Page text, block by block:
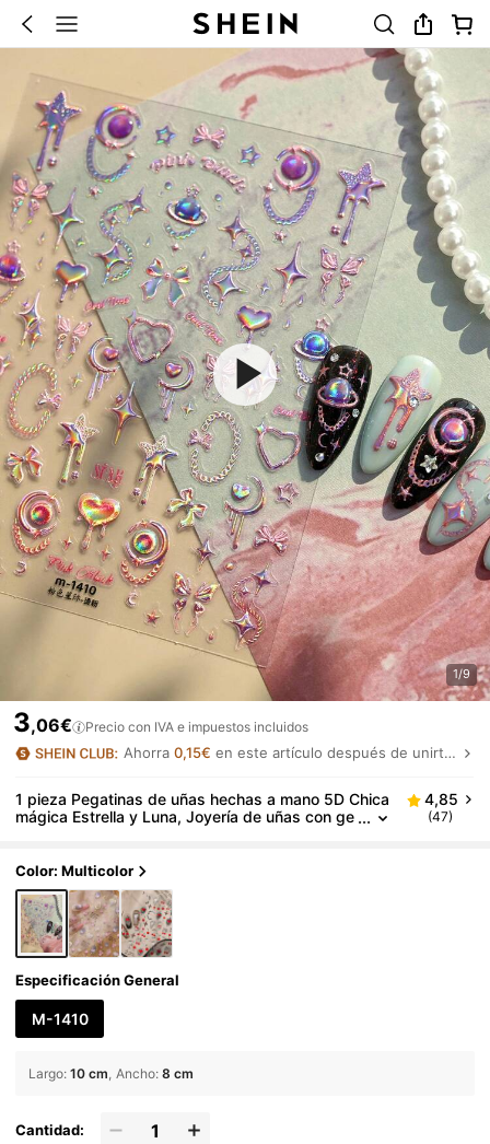
1/9
3,06€ Precio con IVA e impuestos incluidos
Ahorra 0,15€ en este artículo después de unirte.
1 pieza Pegatinas de uñas hechas a mano 5D Chica
mágica Estrella y Luna, Joyería de uñas con ge
car, Ideal para artistas de uñas y mujeres
4,85
(47)
Color: Multicolor
Especificación General
M-1410
Largo: 10 cm Ancho: 8 cm
Cantidad: